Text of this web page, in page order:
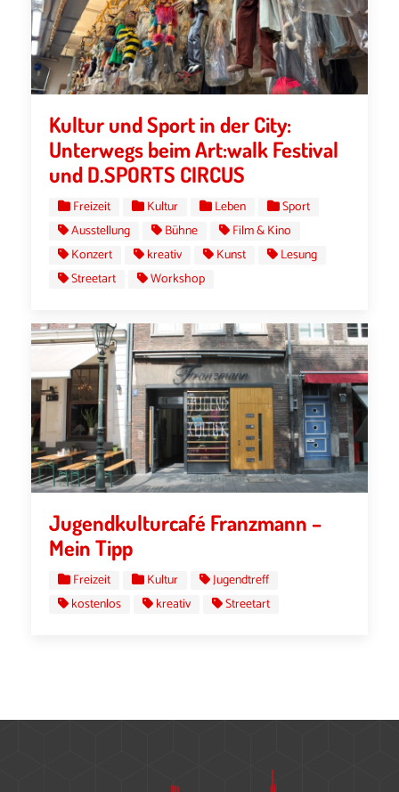
Kultur und Sport in der City:
Unterwegs beim Art:walk Festival
und D.SPORTS CIRCUS
Freizeit Kultur Leben
Sport
Ausstellung
Bühne
Film & Kino
Konzert
kreativ Kunst
Lesung
Streetart
Workshop
Jugendkulturcafé Franzmann –
Mein Tipp
Freizeit Kultur
Jugendtreff
kostenlos
kreativ Streetart